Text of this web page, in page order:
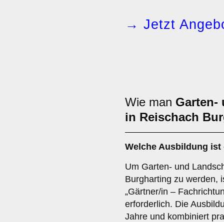
→ Jetzt
Wie man Garten-
in Reischach
Welche Ausbildung
Um Garten- und
Burgharting zu werden,
„Gärtner/in –
erforderlich. Die
Jahre und kombiniert